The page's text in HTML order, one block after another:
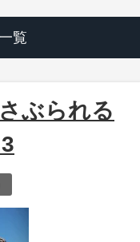
覧
ぶられる